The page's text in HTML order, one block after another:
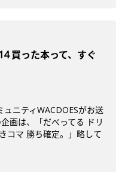
買った本って、すぐ
ュニティWACDOESがお送
画は、「だべってる ドリ
コマ 勝ち確定。」略して